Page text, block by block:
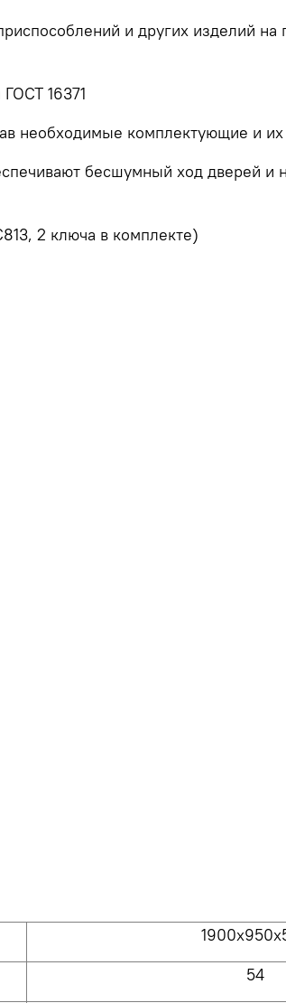
и других изделий на
16371
необходимые комплектующие и
бесшумный ход дверей и
2 ключа в комплекте)
54